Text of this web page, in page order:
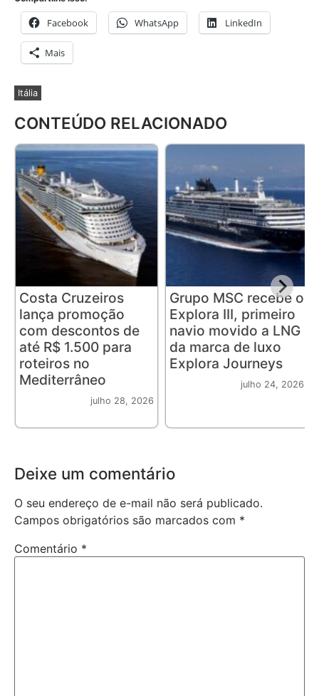
Facebook WhatsApp LinkedIn
Mais
Itália
CONTEÚDO RELACIONADO
Costa Cruzeiros
lança promoção
com descontos de
até R$ 1.500 para
roteiros no
Mediterrâneo
julho 28, 2026
Grupo MSC recebe o
Explora III, primeiro
navio movido a LNG
da marca de luxo
Explora Journeys
julho 24, 2026
Deixe um comentário
O seu endereço de e-mail não será publicado.
Campos obrigatórios são marcados com *
Comentário *